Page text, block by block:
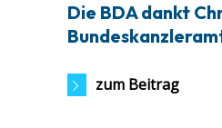
Die BDA dankt
zum Beitrag